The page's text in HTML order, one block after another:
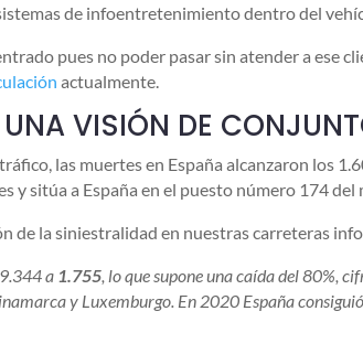
de infoentretenimiento dentro del
pues no poder pasar sin atender a ese
actualmente.
VISIÓN DE
las muertes en España alcanzaron los
y sitúa a España en el puesto número 174 del
de la siniestralidad en nuestras carreteras
a 1.755, lo que supone una caída del 80%,
y Luxemburgo. En 2020 España